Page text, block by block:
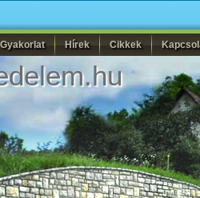
Gyakorlat Hírek Cikkek